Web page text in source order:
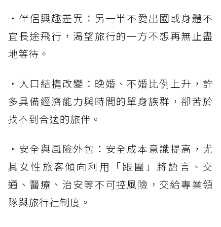
・伴侶興趣差異：另一半不愛出國或身體不
宜長途飛行，渴望旅行的一方不想再無止盡
地等待。
・人口結構改變：晚婚、不婚比例上升，許
多具備經濟能力與時間的單身族群，卻苦於
找不到合適的旅伴。
・安全與風險外包：安全成本意識提高，尤
其女性旅客傾向利用「跟團」將語言、交
通、醫療、治安等不可控風險，交給專業領
隊與旅行社制度。